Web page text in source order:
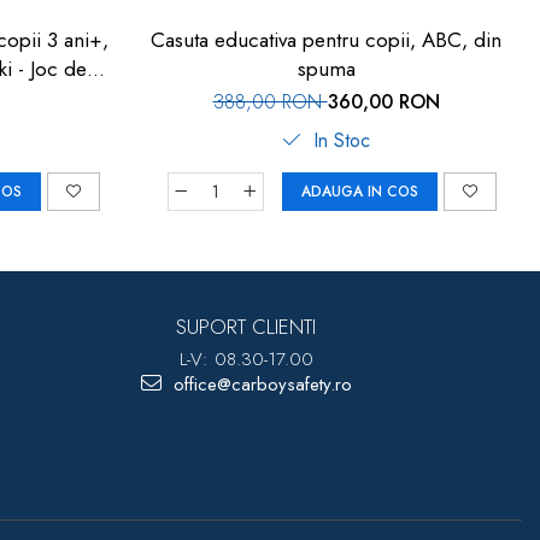
3 ani+,
- Joc de
Casuta educativa pentru copii, ABC, din
spuma
388,00 RON360,00 RON
In Stoc
ADAUGA IN COS
SUPORT CLIENTI
L-V: 08.30-17.00
office@carboysafety.ro